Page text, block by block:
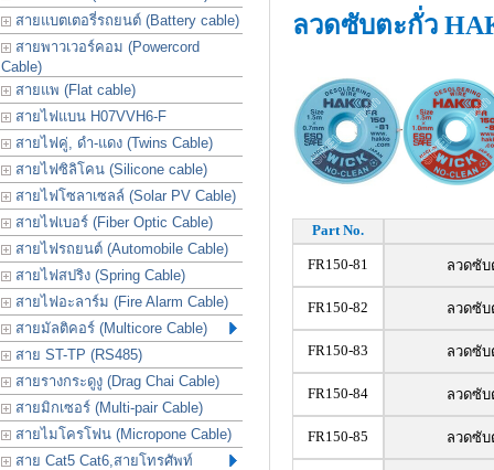
สายแบตเตอรี่รถยนต์ (Battery cable)
สายพาวเวอร์คอม (Powercord
Cable)
สายแพ (Flat cable)
สายไฟแบน H07VVH6-F
สายไฟคู่, ดำ-แดง (Twins Cable)
สายไฟซิลิโคน (Silicone cable)
สายไฟโซลาเซลล์ (Solar PV Cable)
สายไฟเบอร์ (Fiber Optic Cable)
สายไฟรถยนต์ (Automobile Cable)
สายไฟสปริง (Spring Cable)
สายไฟอะลาร์ม (Fire Alarm Cable)
สายมัลติคอร์ (Multicore Cable)
สาย ST-TP (RS485)
สายรางกระดูงู (Drag Chai Cable)
สายมิกเซอร์ (Multi-pair Cable)
สายไมโครโฟน (Micropone Cable)
สาย Cat5 Cat6,สายโทรศัพท์
ลวดซับตะกั่ว
Part No.
FR150-81 ลวดซับ
FR150-82 ลวดซับ
FR150-83 ลวดซับ
FR150-84 ลวดซับ
FR150-85 ลวดซับ